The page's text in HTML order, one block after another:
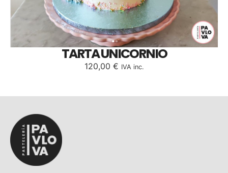
TARTA UNICORNIO
120,00 € IVA inc.